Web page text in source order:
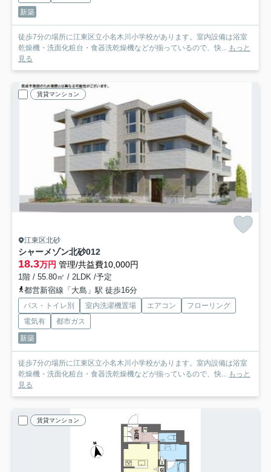
新築
徒歩7分の場所に江東区立小名木川小学校があります。室内設備は浴室
乾燥機・洗面化粧台・食器洗乾燥機などが揃っているので、快... もっと
見る
賃貸マンション
江東区北砂
シャーメゾン北砂012
18.3万円 管理/共益費10,000円
1階 / 55.80㎡ / 2LDK /予定
都営新宿線「大島」駅 徒歩16分
バス・トイレ別 室内洗濯機置場 エアコン
フローリング
電気有
都市ガス
新築
徒歩7分の場所に江東区立小名木川小学校があります。室内設備は浴室
乾燥機・洗面化粧台・食器洗乾燥機などが揃っているので、快... もっと
見る
賃貸マンション